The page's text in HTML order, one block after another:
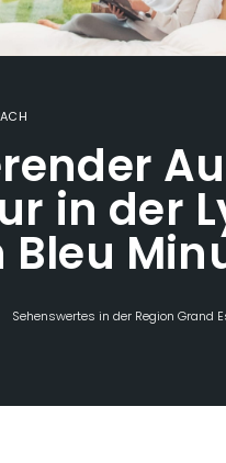
in der
Bleu
Sehenswertes in der Region Grand